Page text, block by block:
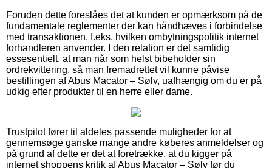
Foruden dette foreslåes det at kunden er opmærksom på de
fundamentale reglementer der kan håndhæves i forbindelse
med transaktionen, f.eks. hvilken ombytningspolitik internet
forhandleren anvender. I den relation er det samtidig
essesentielt, at man når som helst bibeholder sin
ordrekvittering, så man fremadrettet vil kunne påvise
bestillingen af Abus Macator – Sølv, uafhængig om du er på
udkig efter produkter til en herre eller dame.
Trustpilot fører til aldeles passende muligheder for at
gennemsøge ganske mange andre køberes anmeldelser og
på grund af dette er det at foretrække, at du kigger på
internet shoppens kritik af Abus Macator – Sølv før du